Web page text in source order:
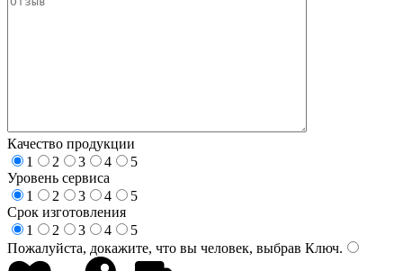
Качество продукции
1
2 3 4
5
Уровень сервиса
1
2 3 4
5
Срок изготовления
1
2 3 4
5
Пожалуйста, докажите, что вы человек, выбрав Ключ.